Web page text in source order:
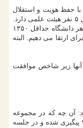
حفظ هویت و استقلال
است، بنابراین هویتشان حفظ خواهد شد. در جلسه قبل عنوان شد که دانشگاه به جایی گفته می شود که حداقل سه دانشکده دارد و دانشکده جایی است که حداقل سه گروه دارد و هر گروه هم حداقل ۵ نفر هیئت علمی دارد.
ازاین رو یک دانشگاه باید حداقل ۴۵ عضو هیئت علمی را دارا باشد. به لحاظ دانشجو هم گفته شده که هر گروه حداقل ۱۰۰ تا ۱۵۰ دانشجو داشته باشد بنابراین هر دانشکده حداقل حدود ۴۵۰ دانشجو و هر دانشگاه حداقل ۱۳۵۰
ارتقا می دهیم. البته
آنها زیر شاخص موافقت
آن چه که در مجموعه
اقدامات مدنظرمان بود، بحث ساماندهی آموزش عالی، رتبه بندی و مأموریت گرایی و اجرای بندهای مصوبه ۷۷۶ بود است. بخش های در ارتباط با مأموریت گرایی و رتبه بندی دانشگاه ها تا آخر سال ۹۹ پیگیری شده و در جلسه